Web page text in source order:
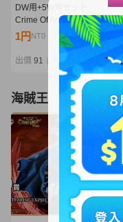
DW用+5W用セット
Crime Of Angel B.Angel
FLEX-Ⅴ(SR相当) クライ
ムオブエンジェル バーニ
ングエンジェル
1円 NT0
出價 91 剩餘
海賊王